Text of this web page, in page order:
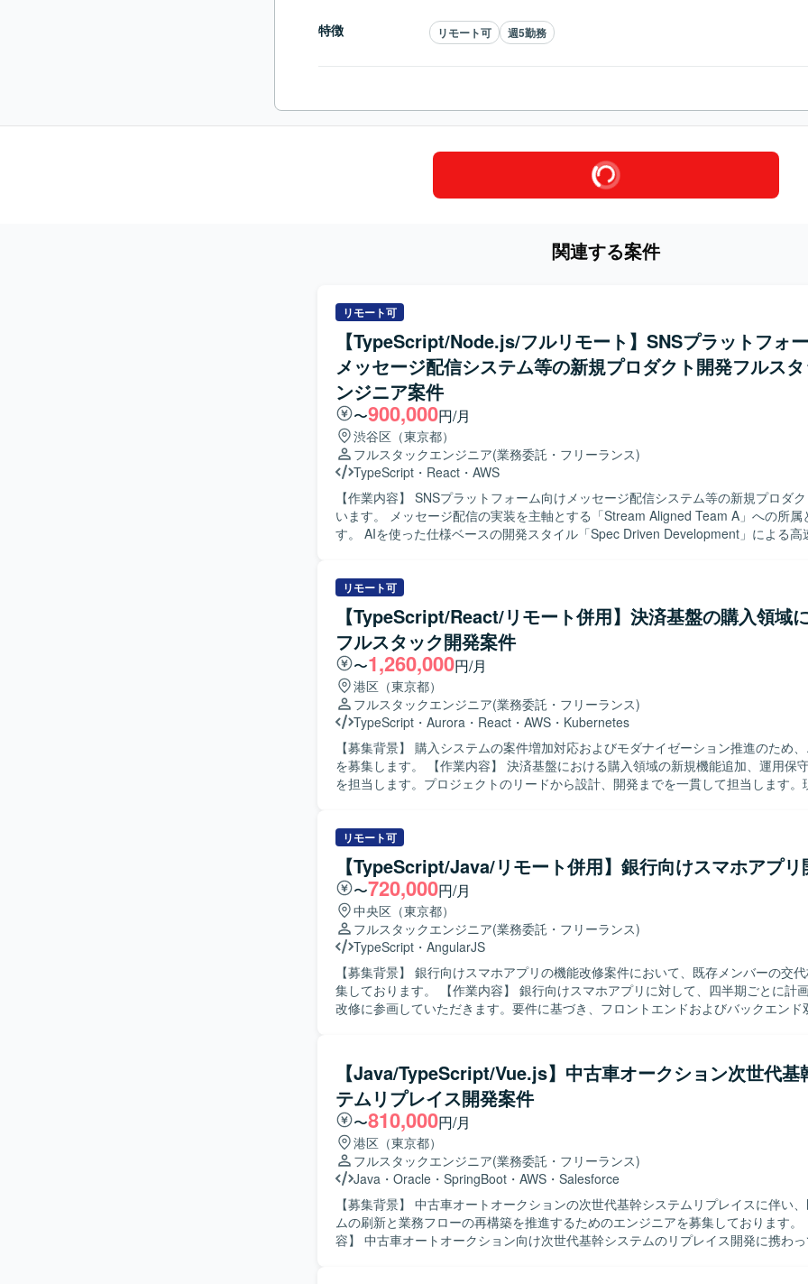
特徴 リモート可 週5勤務
関連する案件
リモート可
【TypeScript/Node.js/フルリモート】SNSプラットフォ
メッセージ配信システム等の新規プロダクト開発フルス
ンジニア案件
〜900,000円/月
渋谷区（東京都）
フルスタックエンジニア(業務委託・フリーランス)
TypeScript ・ React ・ AWS
【作業内容】 SNSプラットフォーム向けメッセージ配信システム等の新規プロダクト開発を行
います。 メッセージ配信の実装を主軸とする「Stream Aligned Team A」への所属
す。 AIを使った仕様ベースの開発スタイル「Spec Driven Development」による高
およびサービスブラッシュアップを行います。
リモート可
【TypeScript/React/リモート併用】決済基盤の購入領域
フルスタック開発案件
〜1,260,000円/月
港区（東京都）
フルスタックエンジニア(業務委託・フリーランス)
TypeScript ・ Aurora ・ React ・ AWS ・ Kubernetes
【募集背景】 購入システムの案件増加対応およびモダナイゼーション推進のため
を募集します。 【作業内容】 決済基盤における購入領域の新規機能追加、運用保守、改善開発
を担当します。プロジェクトのリードから設計、開発までを一貫して担当します。
を求めます。チーム開発の経験があり、生成AIを含む新しい技術への挑戦を継続で
迎します。 【ポジションの魅力】 国内有数の決済トラフィックを支えるプラットフォームのモ
ダナイゼーションに携わり、決済基盤の刷新に関する経験を積むことができます。 【開発環
境】 PHP、TypeScript、React、Next.js、Golangを使用します。インフラは
AWS、Amazon Aurora MySQLです。Mac、JetBrains IDE、VSCode、GitHub、
GitHub Actions、Datadog、Terraform、ChatGPT、Claude Codeを利用します。
リモート可
【TypeScript/Java/リモート併用】銀行向けスマホアプリ
〜720,000円/月
中央区（東京都）
フルスタックエンジニア(業務委託・フリーランス)
TypeScript ・ AngularJS
【募集背景】 銀行向けスマホアプリの機能改修案件において、既存メンバーの交
集しております。 【作業内容】 銀行向けスマホアプリに対して、四半期ごとに計画される機能
改修に参画していただきます。要件に基づき、フロントエンドおよびバックエンド
に取り組み、チームと連携しながら着実にタスクを遂行できる方を求めております
や機能追加にも柔軟に対応し、品質を意識した開発ができる方が望ましいです。 【ポジション
の魅力】 銀行向けスマホアプリというユーザー数の多いプロダクトに携わることで
ービスの機能改修サイクルを通じた経験を積むことができます。フロントエンドと
ドの両方に関わるため、フルスタック寄りのスキルを高めることができます。 【開発環境】 フ
ロントエンドはTypeScriptおよびAngularを使用し、バックエンドはJavaおよび
いた構成となっております。
【Java/TypeScript/Vue.js】中古車オークション次世代基
テムリプレイス開発案件
〜810,000円/月
港区（東京都）
フルスタックエンジニア(業務委託・フリーランス)
Java ・ Oracle ・ SpringBoot ・ AWS ・ Salesforce
【募集背景】 中古車オートオークションの次世代基幹システムリプレイスに伴い
ムの刷新と業務フローの再構築を推進するためのエンジニアを募集しております。 【作業内
容】 中古車オートオークション向け次世代基幹システムのリプレイス開発に携わ